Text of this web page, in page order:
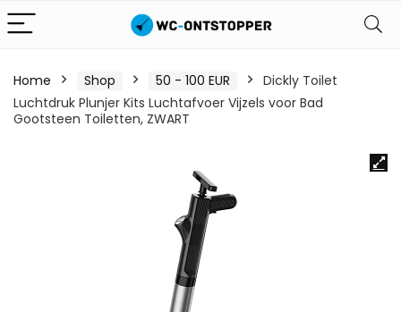
Home Shop 50 - 100 EUR
Dickly Toilet
Luchtdruk Plunjer Kits Luchtafvoer Vijzels voor Bad
Gootsteen Toiletten, ZWART